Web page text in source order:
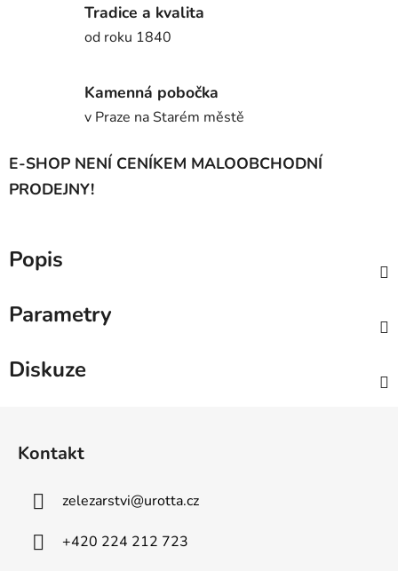
Tradice a kvalita
od roku 1840
Kamenná pobočka
v Praze na Starém městě
E-SHOP NENÍ CENÍKEM MALOOBCHODNÍ
PRODEJNY!
Popis
Parametry
Diskuze
Kontakt
zelezarstvi@urotta.cz
+420 224 212 723